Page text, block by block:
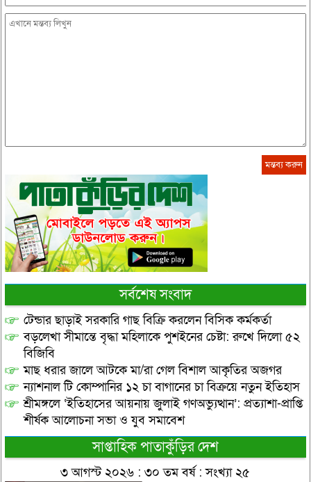
সর্বশেষ সংবাদ
টেন্ডার ছাড়াই সরকারি গাছ বিক্রি করলেন বিসিক কর্মকর্তা
বড়লেখা সীমান্তে বৃদ্ধা মহিলাকে পুশইনের চেষ্টা: রুখে দিলো ৫২
বিজিবি
মাছ ধরার জালে আটকে মা/রা গেল বিশাল আকৃতির অজগর
ন্যাশনাল টি কোম্পানির ১২ চা বাগানের চা বিক্রয়ে নতুন ইতিহাস
শ্রীমঙ্গলে ‘ইতিহাসের আয়নায় জুলাই গণঅভ্যুত্থান’: প্রত্যাশা-প্রাপ্তি
শীর্ষক আলোচনা সভা ও যুব সমাবেশ
সাপ্তাহিক পাতাকুঁড়ির দেশ
৩ আগস্ট ২০২৬ : ৩০ তম বর্ষ : সংখ্যা ২৫